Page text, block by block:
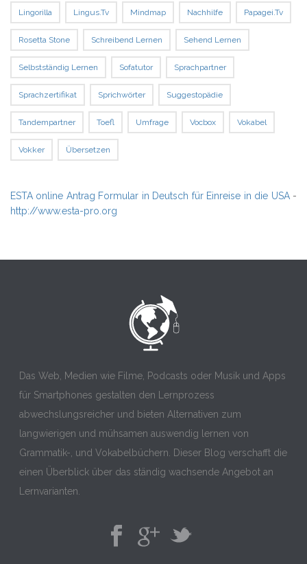
Lingorilla Lingus.tv Mindmap Nachhilfe Papagei.tv
Rosetta Stone Schreibend Lernen Sehend Lernen
Selbstständig Lernen Sofatutor Sprachpartner
Sprachzertifikat Sprichwörter Suggestopädie
Tandempartner Toefl Umfrage Vocbox Vokabel
Vokker Übersetzen
ESTA online Antrag Formular in Deutsch für Einreise in die USA-
http://www.esta-pro.org
Das Web, Medien wie Filme, Podcasts oder Musik und Apps
für Smartphones gestalten den Lernprozess
abwechslungsreicher und bieten Alternativen zum
langwierigen und mühsamen auswendig lernen von
Grammatik-, und Vokabelbüchern. Dieser Blog verschafft die
einen Überblick über das ständig wachsende Angebot an
Lernvarianten.